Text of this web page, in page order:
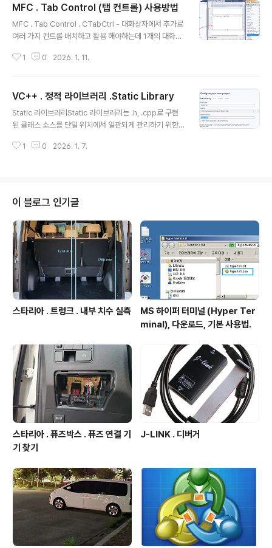
MFC . Tab Control (탭 컨트롤) 사용방법
MFC . Tab Control . CTabCtrl - 대화상자에서 추가로
여러 가지 컨트롤 배치하고 활용 해야하는데 1개의 대화상
기능없고 선택된 탭인덱스만 관리하는 것. - 탭클릭시 실제
ld Dialog #0 (Tab 0용) ├─ Child Dialog #1 (Tab 1
용) ├─ Child Dialog #2 (Tab 2용) 구조 개요부모: 메
인 대화상자 (CMainDlg)자식: 탭별 전용 대화상자 (CTa
CTab..
1 0 2026. 1. 11.
VC++ . 정적 라이브러리 .Static Library
Static 라이브러리Static 라이브러리는 .h, .cpp로 구현
된 클래스 소스를 단일 위치에서 일관되게 관리하기 위한
나의 static 라이브러리 프로젝트로 구성해두면,여러 응용
구현은 오직 한 곳에만 존재하고, 모든 응용 프로젝트는 그
결과물을 링크하여 사용한다.따라서:클래스는 지속적으로
개선될 수 있고변경 사항은 즉시 모든 응용 프로그램에 반
영되며복사·붙여넣기에서 발생하는 구조적 문제를 근본적
으로 제거할 수 있다 Static 라이브러리는 “배포를 위한 형
식”이라기 보다는 내..
1 0 2026. 1. 7.
이 블로그 인기글
스타리아 . 트렁크 . 내부 치수 실측
MS 하이퍼 터미널 (Hyper Ter
minal), 다운로드, 기본 사용법.
스타리아 . 퓨즈박스 . 퓨즈 연결 기
기 찾기
J-LINK . 디버거